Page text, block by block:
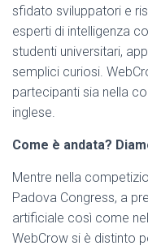
sfidato sviluppatori e
esperti di intelligenza
studenti universitari,
semplici curiosi.
partecipanti sia nella
inglese.
Come è andata?
Mentre nella
Padova Congress, a
artificiale così come
WebCrow si è distinto